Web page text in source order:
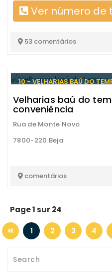
Ver número de
53 comentários
10 - VELHARIAS BAÚ DO
Velharias baú do
conveniência
Rua de Monte Novo
7800-220 Beja
comentários
Page 1 sur 24
1 2 3 4